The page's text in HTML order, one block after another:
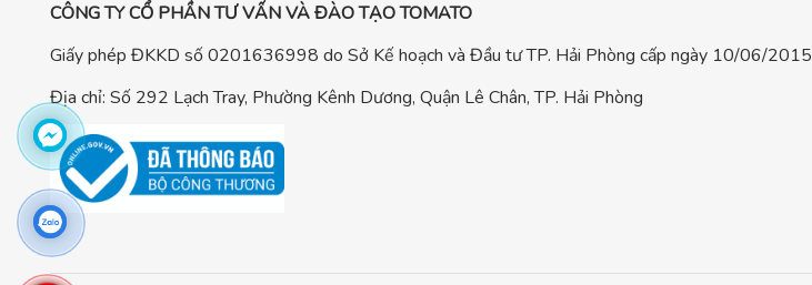
CÔNG TY CỔ PHẦN TƯ VẤN VÀ ĐÀO TẠO TOMATO
Giấy phép ĐKKD số 0201636998 do Sở Kế hoạch và Đầu tư TP. Hải Phòng cấp ngày 10/06/2015
Địa chỉ: Số 292 Lạch Tray, Phường Kênh Dương, Quận Lê Chân, TP. Hải Phòng